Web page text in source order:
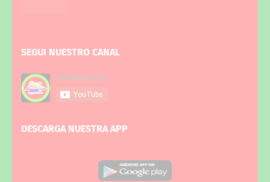
SEGUI NUESTRO CANAL
DESCARGA NUESTRA APP